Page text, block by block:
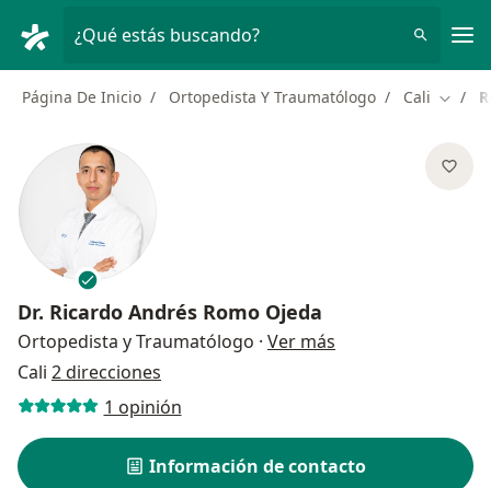
¿Qué estás buscando?
Página De Inicio Ortopedista Y Traumatólogo Cali
Dr. Ricardo Andrés Romo Ojeda
Ortopedista y Traumatólogo · Ver más
Cali 2 direcciones
1 opinión
Información de contacto